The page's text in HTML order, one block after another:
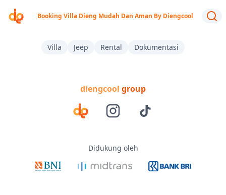
Booking Villa Dieng Mudah Dan Aman By Diengcool
Villa Jeep Rental Dokumentasi
diengcool group
Didukung oleh